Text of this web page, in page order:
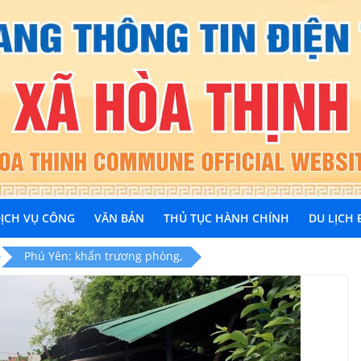
VỤ CÔNG VĂN BẢN THỦ TỤC HÀNH CHÍNH DU LỊCH
Phú Yên: khẩn trương phòng,